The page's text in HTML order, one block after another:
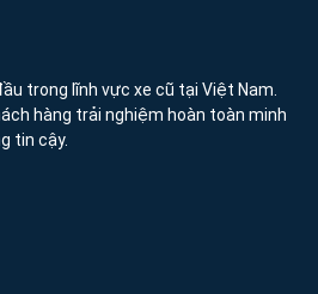
trong lĩnh vực xe cũ tại Việt Nam.
hàng trải nghiệm hoàn toàn minh
tin cậy.